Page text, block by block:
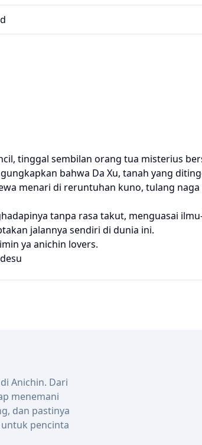
tinggal sembilan orang tua misterius
bahwa Da Xu, tanah yang
menari di reruntuhan kuno, tulang
tanpa rasa takut, menguasai
jalannya sendiri di dunia ini.
ya anichin lovers.
Anichin. Dari
menemani
dan pastinya
pencinta